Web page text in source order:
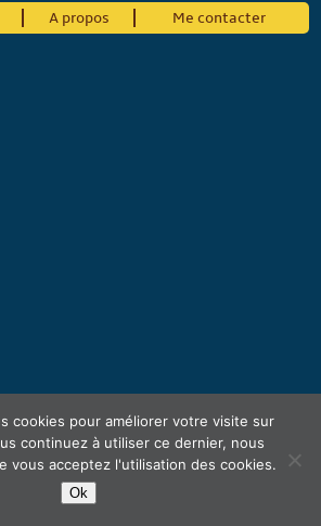
A propos Me contacter
cookies pour améliorer votre visite sur
continuez à utiliser ce dernier, nous
vous acceptez l'utilisation des cookies.
Ok